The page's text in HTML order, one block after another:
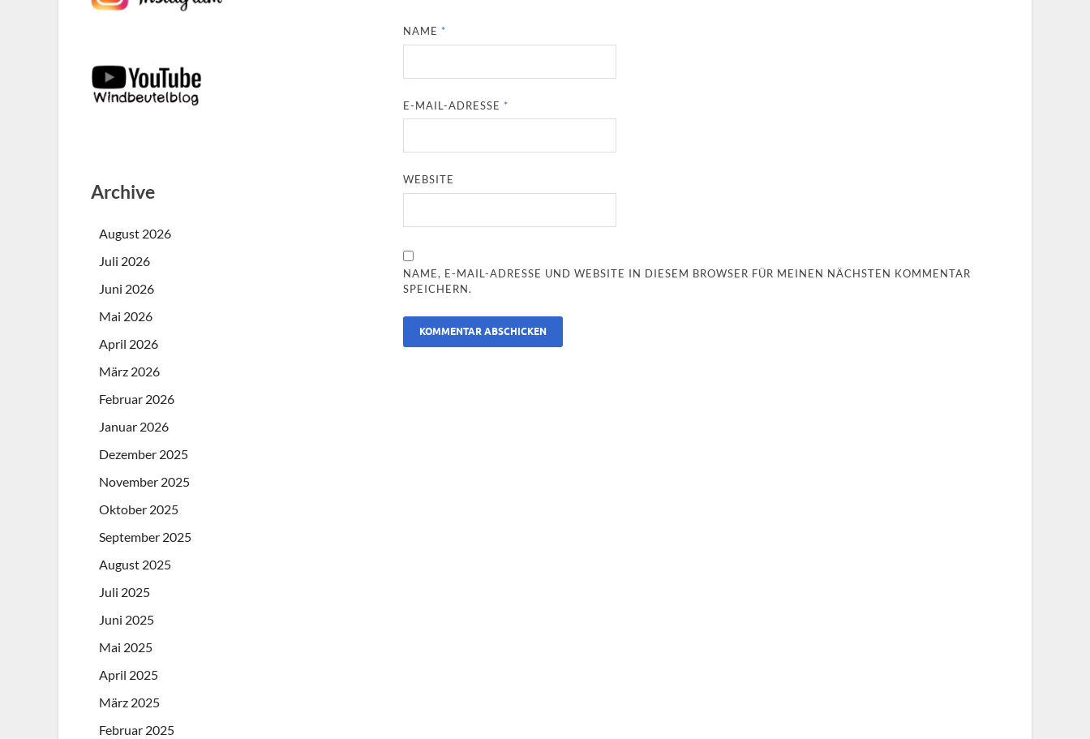
NAME *
E-MAIL-ADRESSE *
WEBSITE
NAME, E-MAIL-ADRESSE UND WEBSITE IN DIESEM BROWSER FÜR MEINEN NÄCHSTEN KOMMENTAR
SPEICHERN.
Archive
August 2026
Juli 2026
Juni 2026
Mai 2026
April 2026
März 2026
Februar 2026
Januar 2026
Dezember 2025
November 2025
Oktober 2025
September 2025
August 2025
Juli 2025
Juni 2025
Mai 2025
April 2025
März 2025
Februar 2025